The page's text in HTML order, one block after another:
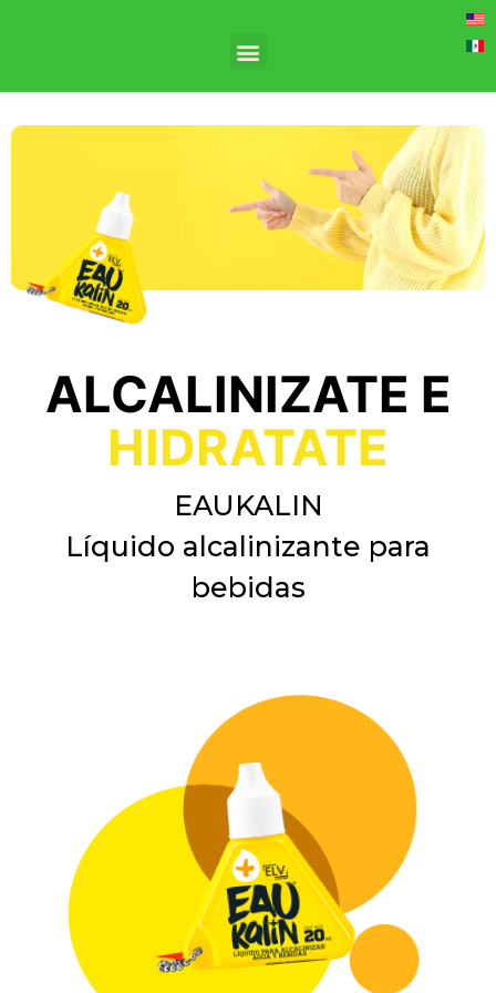
ALCALINIZATE E
HIDRATATE
EAUKALIN
Líquido alcalinizante para
bebidas